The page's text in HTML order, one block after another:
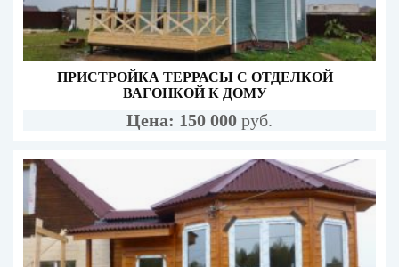
ПРИСТРОЙКА ТЕРРАСЫ С ОТДЕЛКОЙ
ВАГОНКОЙ К ДОМУ
Цена: 150 000 руб.